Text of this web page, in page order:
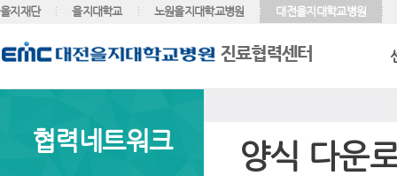
을지재단 을지대학교 노원을지대학교병원 대전을지대학교병원
협력네트워크 양식 다운